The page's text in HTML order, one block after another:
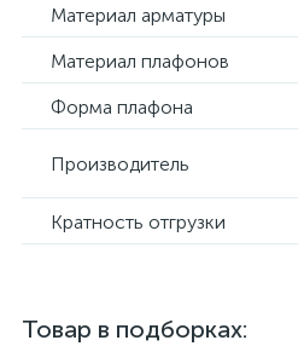
Материал арматуры
Материал плафонов
Форма плафона
Производитель
Кратность отгрузки
Товар в подборках: